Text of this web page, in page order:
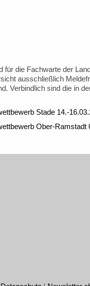
für die Fachwarte der
ausschließlich
Verbindlich sind die in
Stade 14.-
Ober-Ramstadt